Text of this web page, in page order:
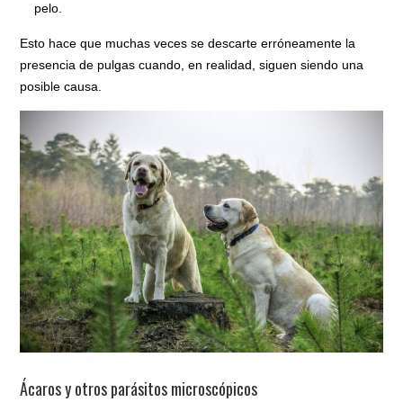
pelo.
Esto hace que muchas veces se descarte erróneamente la
presencia de pulgas cuando, en realidad, siguen siendo una
posible causa.
Ácaros y otros parásitos microscópicos